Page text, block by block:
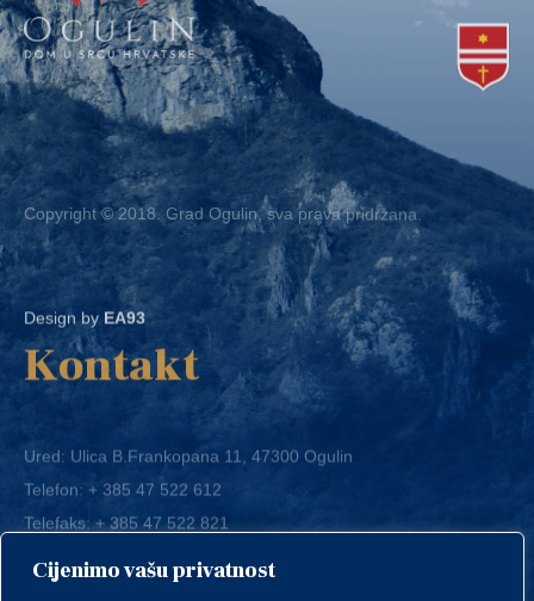
Cijenimo vašu privatnost
Copyright © 2018. Grad Ogulin, sva prava pridržana.
Design byEA93
Kontakt
Ured: Ulica B.Frankopana 11, 47300 Ogulin
Telefon:+ 385 47 522 612
Telefaks:+ 385 47 522 821
E-mail:grad-ogulin@ogulin.hr